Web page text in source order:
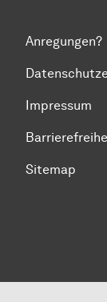
Anregungen?
Impressum
Sitemap